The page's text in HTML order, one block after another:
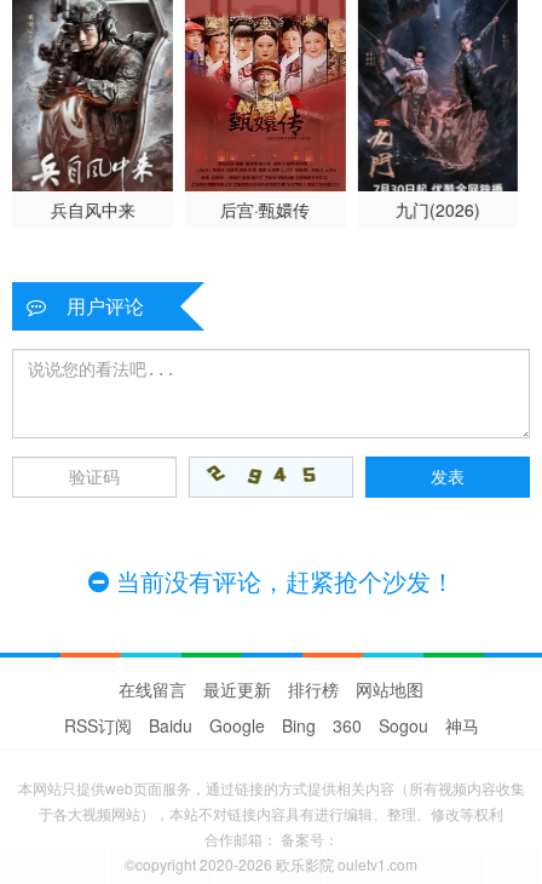
兵自风中来 后宫·甄嬛传 九门(2026)
用户评论
当前没有评论，赶紧抢个沙发！
在线留言 最近更新 排行榜
网站地图
RSS订阅
Baidu Google Bing 360 Sogou 神马
本网站只提供web页面服务，通过链接的方式提供相关内容（所有视频内容收集
于各大视频网站），本站不对链接内容具有进行编辑、整理、修改等权利
合作邮箱： 备案号：
©copyright 2020-2026 欧乐影院 ouletv1.com